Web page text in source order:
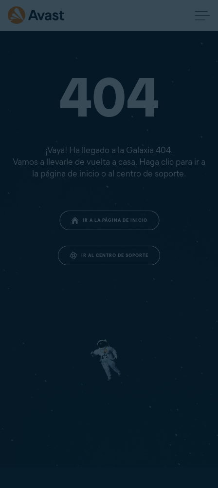
404
¡Vaya! Ha llegado a la Galaxia 404.
Vamos a llevarle de vuelta a casa. Haga clic para ir a
la página de inicio o al centro de soporte.
IR A LA PÁGINA DE INICIO
IR AL CENTRO DE SOPORTE